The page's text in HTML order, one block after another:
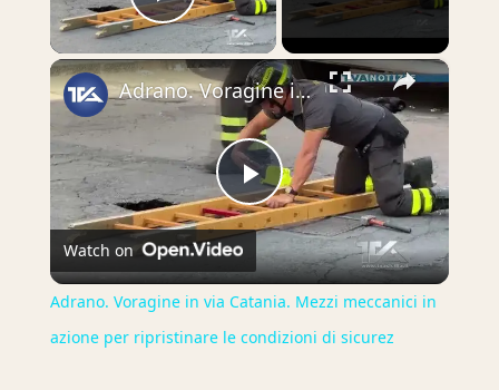
Play Video
×
Play
Video
Adrano. Voragine in via Catania. Mezzi meccanici in azione per ripristinare le condizioni di sicurez
Watch on
Adrano. Voragine in via Catania. Mezzi meccanici in
azione per ripristinare le condizioni di sicurez